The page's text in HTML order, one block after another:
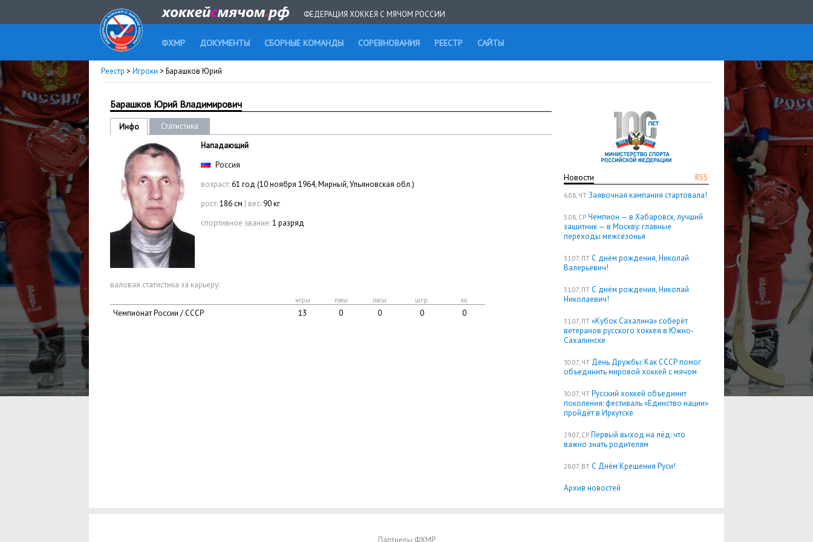
ФЕДЕРАЦИЯ ХОККЕЯ С МЯЧОМ РОССИИ
ФХМР ДОКУМЕНТЫ СБОРНЫЕ КОМАНДЫ СОРЕВНОВАНИЯ РЕЕСТР САЙТЫ
Реестр > Игроки > Барашков Юрий
RSS
Новости
6.08, ЧТ Заявочная кампания стартовала!
5.08, СР Чемпион — в Хабаровск, лучший
защитник — в Москву: главные
переходы межсезонья
31.07, ПТ С днём рождения, Николай
Валерьевич!
31.07, ПТ С днём рождения, Николай
Николаевич!
31.07, ПТ «Кубок Сахалина» соберёт
ветеранов русского хоккея в Южно-
Сахалинске
30.07, ЧТ День Дружбы: Как СССР помог
объединить мировой хоккей с мячом
30.07, ЧТ Русский хоккей объединит
поколения: фестиваль «Единство нации»
пройдёт в Иркутске
29.07, СР Первый выход на лёд: что
важно знать родителям
28.07, ВТ С Днём Крещения Руси!
Архив новостей
Барашков Юрий Владимирович
Инфо
Статистика
Нападающий
Россия
возраст:61 год (10 ноября 1964, Мирный, Ульяновская обл.)
рост:186 см | вес: 90 кг
спортивное звание:1 разряд
валовая статистика за карьеру:
игры голы пасы штр. кк
Чемпионат России / СССР 13 0 0 0 0
Партнеры ФХМР